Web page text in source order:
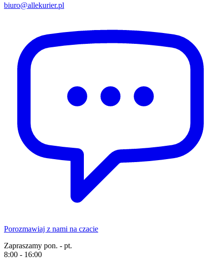
biuro@allekurier.pl
Porozmawiaj z nami na czacie
Zapraszamy pon. - pt.
8:00 - 16:00